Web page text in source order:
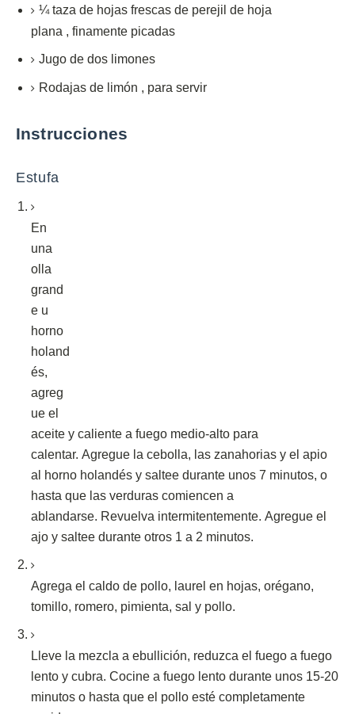
¼taza de hojas frescas de perejil de hoja
plana , finamente picadas
Jugo de dos limones
Rodajas de limón , para servir
Instrucciones
Estufa
En
una
olla
grand
e u
horno
holand
és,
agreg
ue el
aceite y caliente a fuego medio-alto para
calentar. Agregue la cebolla, las zanahorias y el apio
al horno holandés y saltee durante unos 7 minutos, o
hasta que las verduras comiencen a
ablandarse. Revuelva intermitentemente. Agregue el
ajo y saltee durante otros 1 a 2 minutos.
Agrega el caldo de pollo, laurel en hojas, orégano,
tomillo, romero, pimienta, sal y pollo.
Lleve la mezcla a ebullición, reduzca el fuego a fuego
lento y cubra. Cocine a fuego lento durante unos 15-20
minutos o hasta que el pollo esté completamente